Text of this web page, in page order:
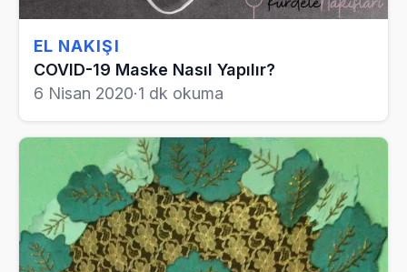
EL NAKIŞI
COVID-19 Maske Nasıl Yapılır?
6 Nisan 2020·1 dk okuma